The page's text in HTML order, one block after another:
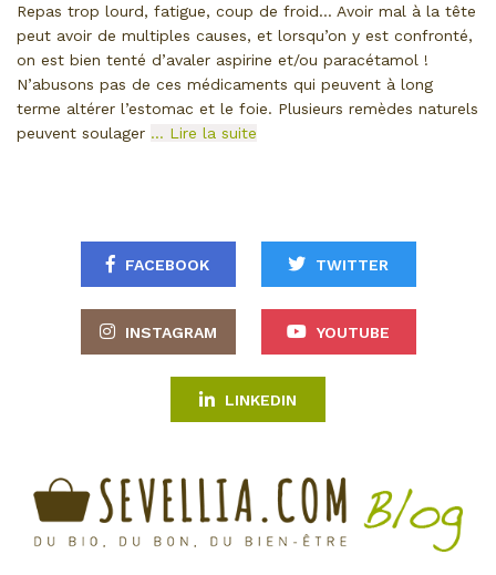
Repas trop lourd, fatigue, coup de froid… Avoir mal à la tête
peut avoir de multiples causes, et lorsqu’on y est confronté,
on est bien tenté d’avaler aspirine et/ou paracétamol !
N’abusons pas de ces médicaments qui peuvent à long
terme altérer l’estomac et le foie. Plusieurs remèdes naturels
peuvent soulager … Lire la suite
FACEBOOK TWITTER
INSTAGRAM YOUTUBE
LINKEDIN